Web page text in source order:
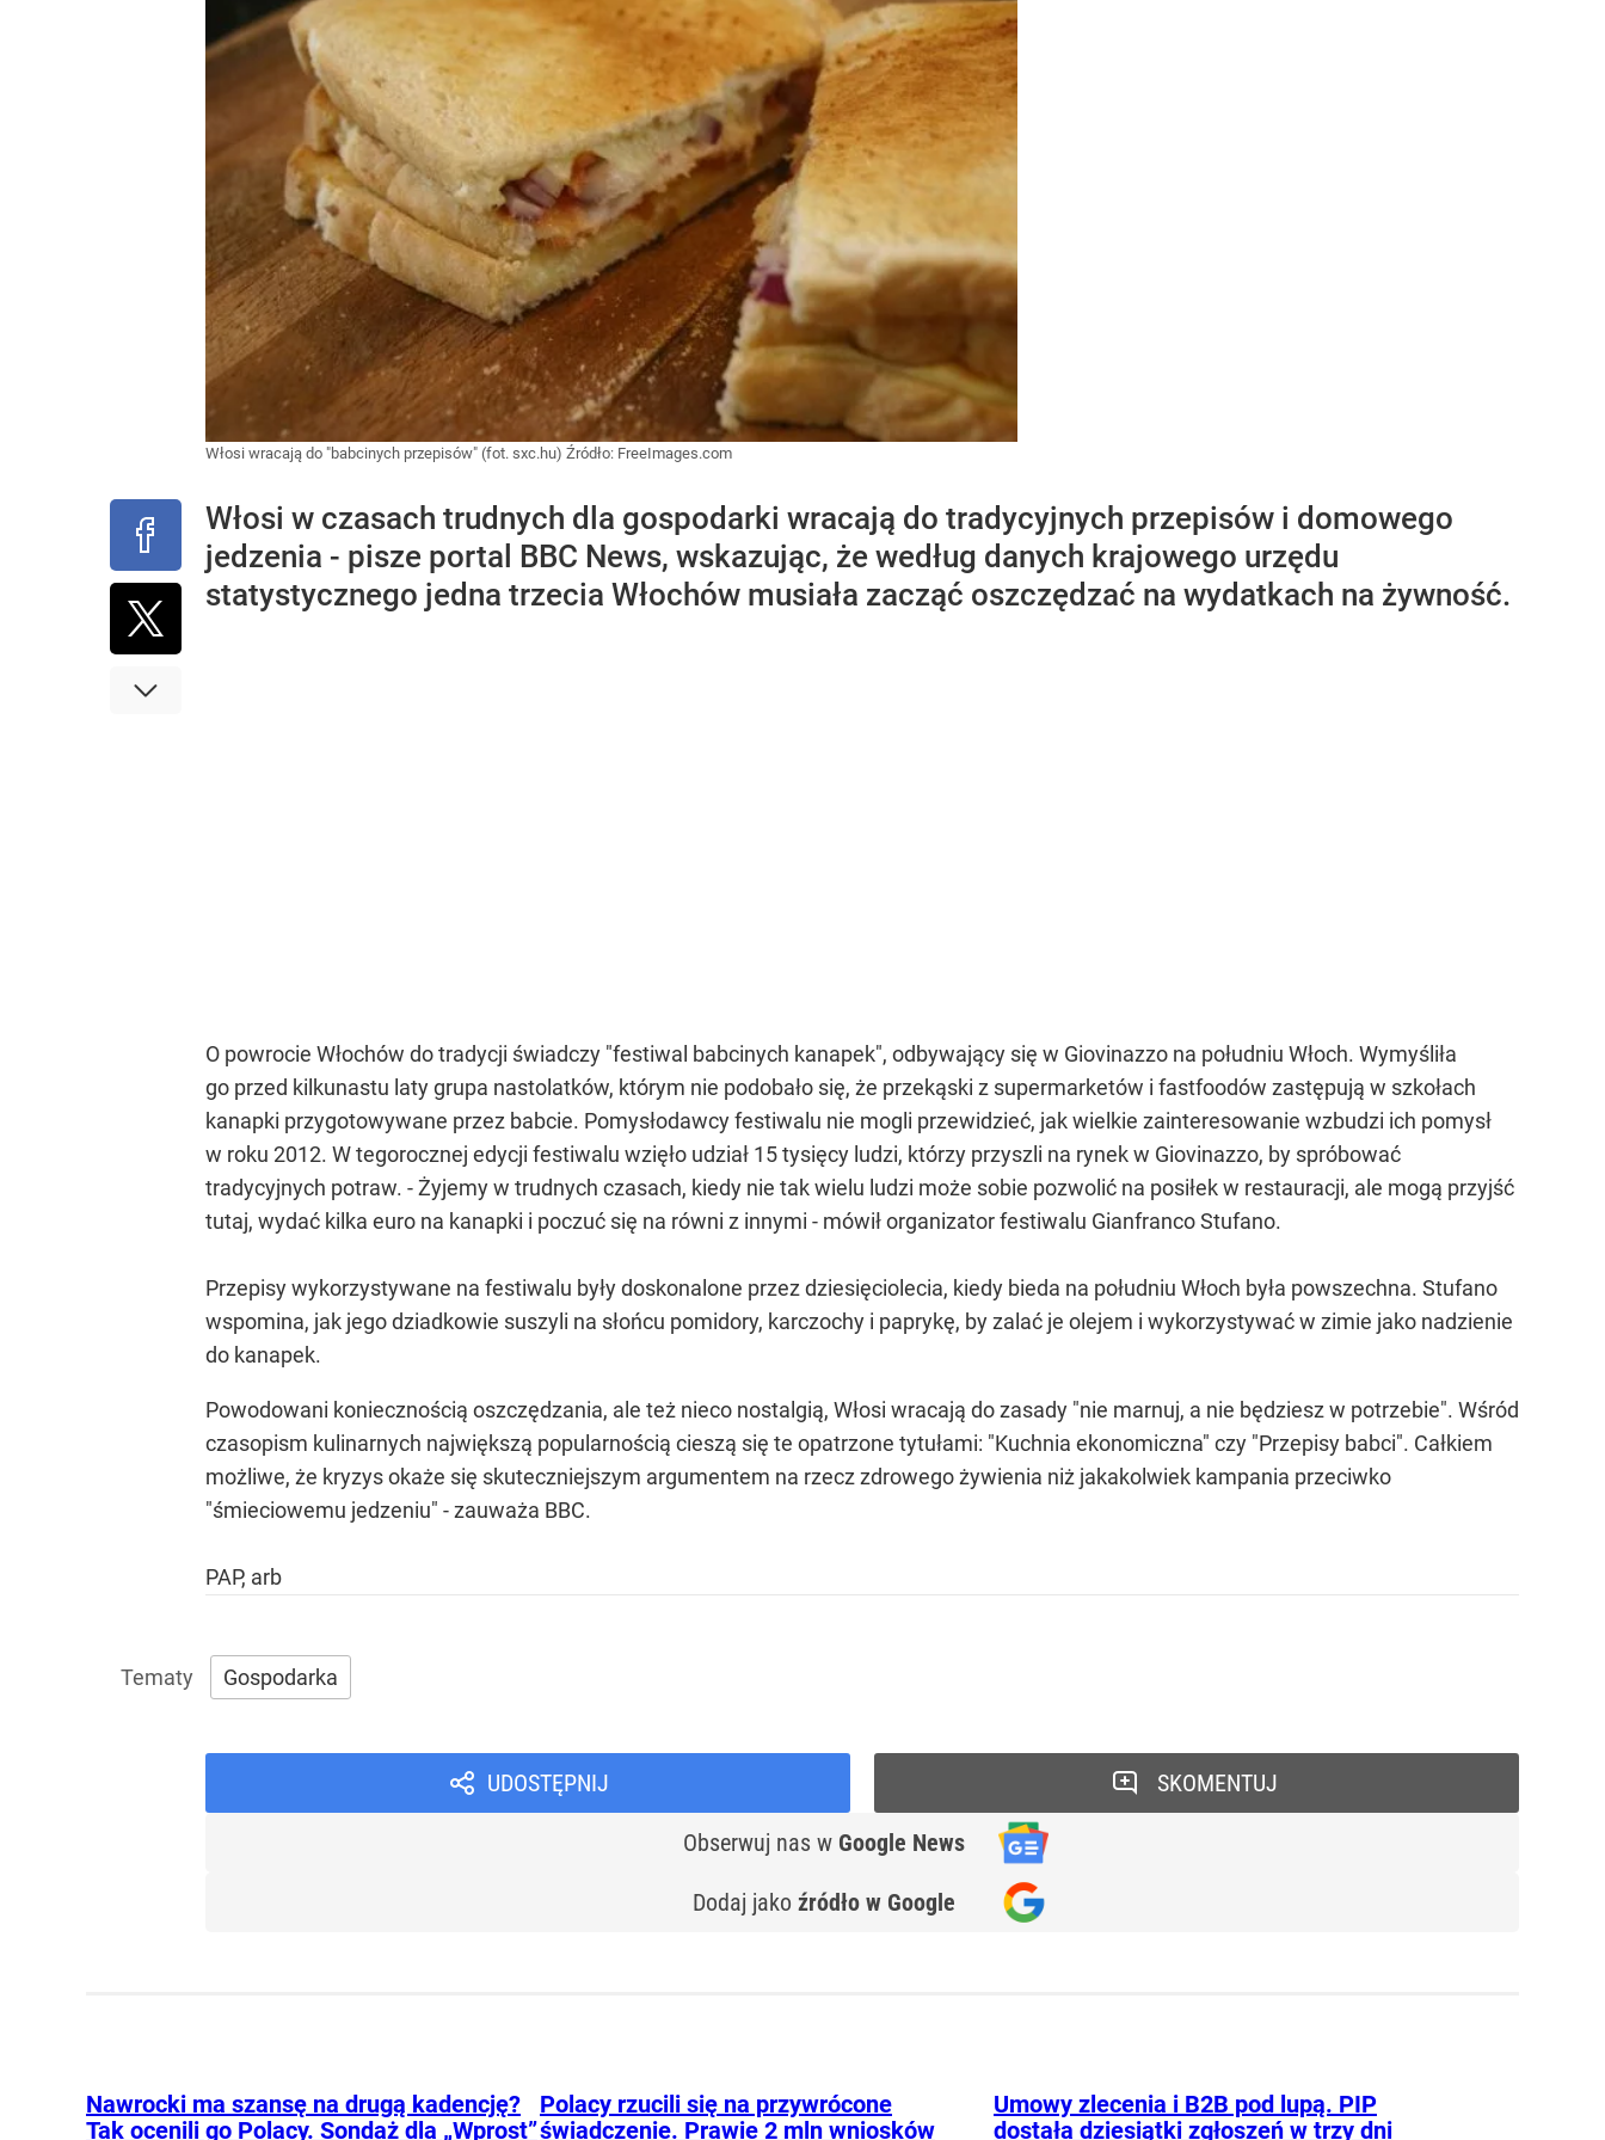
Włosi wracają do "babcinych przepisów" (fot. sxc.hu) Źródło: FreeImages.com
Włosi w czasach trudnych dla gospodarki wracają do tradycyjnych przepisów i domowego
jedzenia - pisze portal BBC News, wskazując, że według danych krajowego urzędu
statystycznego jedna trzecia Włochów musiała zacząć oszczędzać na wydatkach na żywność.
O powrocie Włochów do tradycji świadczy "festiwal babcinych kanapek", odbywający się w Giovinazzo na południu Włoch. Wymyśliła
go przed kilkunastu laty grupa nastolatków, którym nie podobało się, że przekąski z supermarketów i fastfoodów zastępują w szkołach
kanapki przygotowywane przez babcie. Pomysłodawcy festiwalu nie mogli przewidzieć, jak wielkie zainteresowanie wzbudzi ich pomysł
w roku 2012. W tegorocznej edycji festiwalu wzięło udział 15 tysięcy ludzi, którzy przyszli na rynek w Giovinazzo, by spróbować
tradycyjnych potraw. - Żyjemy w trudnych czasach, kiedy nie tak wielu ludzi może sobie pozwolić na posiłek w restauracji, ale mogą przyjść
tutaj, wydać kilka euro na kanapki i poczuć się na równi z innymi - mówił organizator festiwalu Gianfranco Stufano.
Przepisy wykorzystywane na festiwalu były doskonalone przez dziesięciolecia, kiedy bieda na południu Włoch była powszechna. Stufano
wspomina, jak jego dziadkowie suszyli na słońcu pomidory, karczochy i paprykę, by zalać je olejem i wykorzystywać w zimie jako nadzienie
do kanapek.
Powodowani koniecznością oszczędzania, ale też nieco nostalgią, Włosi wracają do zasady "nie marnuj, a nie będziesz w potrzebie". Wśród
czasopism kulinarnych największą popularnością cieszą się te opatrzone tytułami: "Kuchnia ekonomiczna" czy "Przepisy babci". Całkiem
możliwe, że kryzys okaże się skuteczniejszym argumentem na rzecz zdrowego żywienia niż jakakolwiek kampania przeciwko
"śmieciowemu jedzeniu" - zauważa BBC.
PAP, arb
Gospodarka
UDOSTĘPNIJ
Obserwuj nas w Google News
Dodaj jako źródło w Google
SKOMENTUJ
Nawrocki ma szansę na drugą kadencję?
Tak ocenili go Polacy. Sondaż dla „Wprost”
Polacy rzucili się na przywrócone
świadczenie. Prawie 2 mln wniosków
Umowy zlecenia i B2B pod lupą. PIP
dostała dziesiątki zgłoszeń w trzy dni